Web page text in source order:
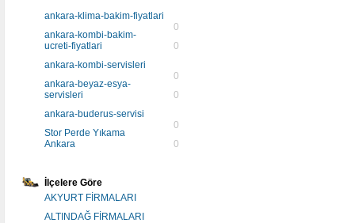
ankara-klima-bakim-fiyatlari
0
ankara-kombi-bakim-
ucreti-fiyatlari
0
ankara-kombi-servisleri
0
ankara-beyaz-esya-
servisleri
0
ankara-buderus-servisi
0
Stor Perde Yıkama
Ankara
0
İlçelere Göre
AKYURT FİRMALARI
ALTINDAĞ FİRMALARI